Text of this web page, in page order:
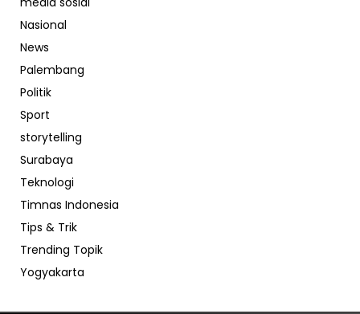
Nasional
News
Palembang
Politik
Sport
storytelling
Surabaya
Teknologi
Timnas Indonesia
Tips & Trik
Trending Topik
Yogyakarta